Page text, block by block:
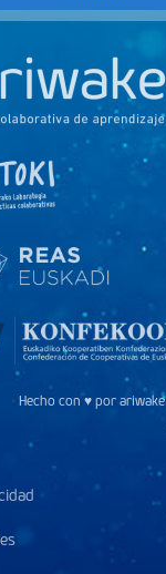
Hecho con ♥ por ariwake